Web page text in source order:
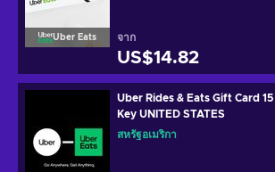
Uber Eats จาก
US$14.82
Uber Rides & Eats Gift Card
Key UNITED STATES
สหรัฐอเมริกา